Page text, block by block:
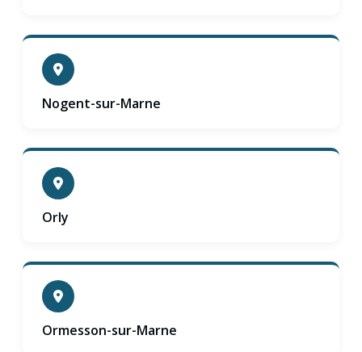
Nogent-sur-Marne
Orly
Ormesson-sur-Marne